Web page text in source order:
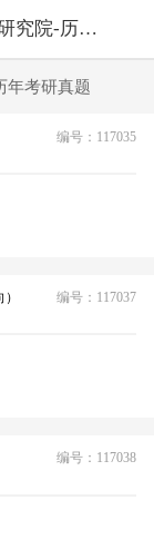
考研题库-中国艺术研究院-中国艺术研究院-历年考研真题
年考研真题
编号：117035
编号：117037
编号：117038